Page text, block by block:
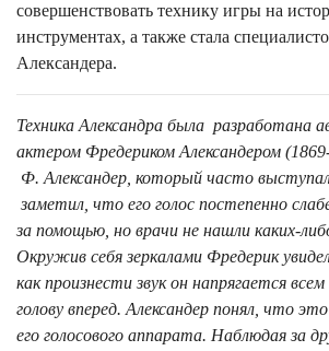
совершенствовать технику игры на
инструментах, а также стала
Александера.
Техника Александра была разработана
актером Фредериком Александером
Ф. Александер, который часто
заметил, что его голос постепенно
за помощью, но врачи не нашли каких-
Окружив себя зеркалами Фредерик
как произнести звук он напрягается
голову вперед. Александер понял, что
его голосового аппарата. Наблюдая за